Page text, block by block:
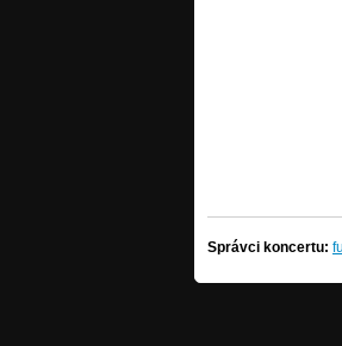
Správci koncertu: